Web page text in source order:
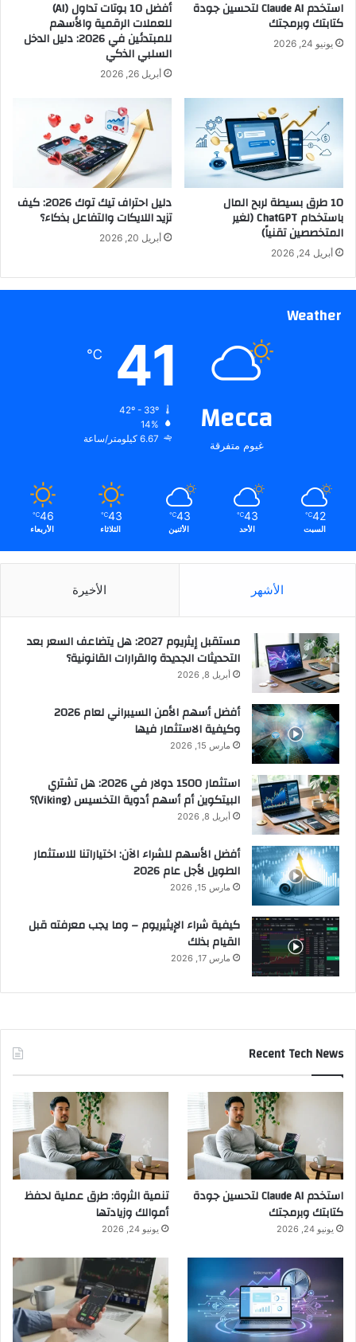
استخدم Claude AI لتحسين جودة
كتابتك وبرمجتك
يونيو 24, 2026
أفضل 10 بوتات تداول (AI)
للعملات الرقمية والأسهم
للمبتدئين في 2026: دليل الدخل
السلبي الذكي
أبريل 26, 2026
10 طرق بسيطة لربح المال
باستخدام ChatGPT (لغير
المتخصصين تقنياً)
أبريل 24, 2026
دليل احتراف تيك توك 2026: كيف
تزيد اللايكات والتفاعل بذكاء؟
أبريل 20, 2026
Weather
Mecca
غيوم متفرقة
41
℃
14%
6.67 كيلومتر/ساعة
42
℃
السبت
43
℃
الأحد
43
℃
الأثنين
43
℃
الثلاثاء
46
℃
الأربعاء
الأشهر الأخيرة
مستقبل إيثريوم 2027: هل يتضاعف السعر بعد
التحديثات الجديدة والقرارات القانونية؟
أبريل 8, 2026
أفضل أسهم الأمن السيبراني لعام 2026
وكيفية الاستثمار فيها
مارس 15, 2026
استثمار 1500 دولار في 2026: هل تشتري
البيتكوين أم أسهم أدوية التخسيس (Viking)؟
أبريل 8, 2026
أفضل الأسهم للشراء الآن: اختياراتنا للاستثمار
الطويل لأجل عام 2026
مارس 15, 2026
كيفية شراء الإيثيريوم – وما يجب معرفته قبل
القيام بذلك
مارس 17, 2026
Recent Tech News
استخدم Claude AI لتحسين جودة
كتابتك وبرمجتك
يونيو 24, 2026
تنمية الثروة: طرق عملية لحفظ
أموالك وزيادتها
يونيو 24, 2026